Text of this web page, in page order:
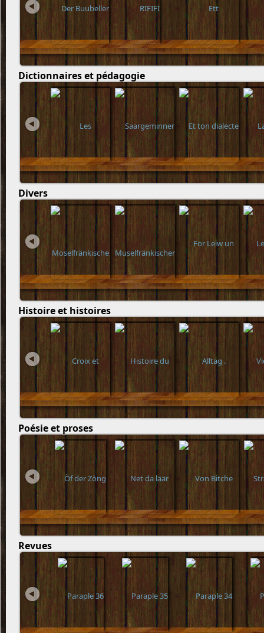
Dictionnaires et pédagogie
Divers
Histoire et histoires
Poésie et proses
Revues